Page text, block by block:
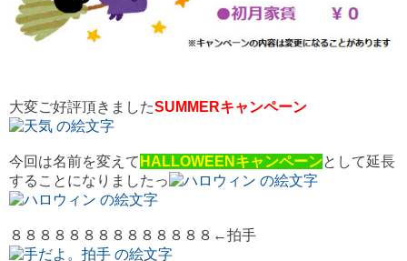
大変ご好評頂きましたSUMMERキャンペーン
今回は名前を変えて HALLOWEENキャンペーンとして延長
することになりましたっ
８８８８８８８８８８８８８８←拍手